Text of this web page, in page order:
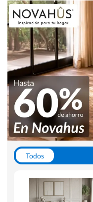
Todos
Escritorios y Sillas PC
Alfombras